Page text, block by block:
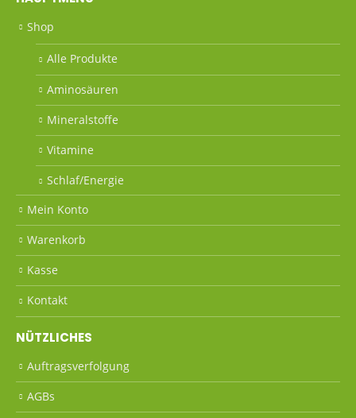
Shop
Alle Produkte
Aminosäuren
Mineralstoffe
Vitamine
Schlaf/Energie
Mein Konto
Warenkorb
Kasse
Kontakt
NÜTZLICHES
Auftragsverfolgung
AGBs